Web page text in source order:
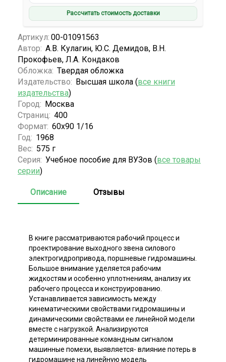
Рассчитать стоимость доставки
Артикул: 00-01091563
Автор: А.В. Кулагин, Ю.С. Демидов, В.Н.
Прокофьев, Л.А. Кондаков
Обложка: Твердая обложка
Издательство: Высшая школа (все книги
издательства)
Город: Москва
Страниц: 400
Формат: 60х90 1/16
Год: 1968
Вес: 575 г
Серия: Учебное пособие для ВУЗов (все товары
серии)
Описание Отзывы
В книге рассматриваются рабочий процесс и
проектирование выходного звена силового
электрогидропривода, поршневые гидромашины.
Большое внимание уделяется рабочим
жидкостям и особенно уплотнениям, анализу их
рабочего процесса и конструированию.
Устанавливается зависимость между
кинематическими свойствами гидромашины и
динамическими свойствами ее линейной модели
вместе с нагрузкой. Анализируются
детерминированные командным сигналом
машинные помехи, выявляется- влияние потерь в
гидромашине на линейную модель